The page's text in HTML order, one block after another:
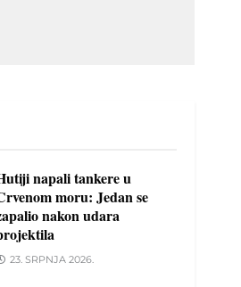
napali tankere u
moru: Jedan se
nakon udara
23. SRPNJA 2026.